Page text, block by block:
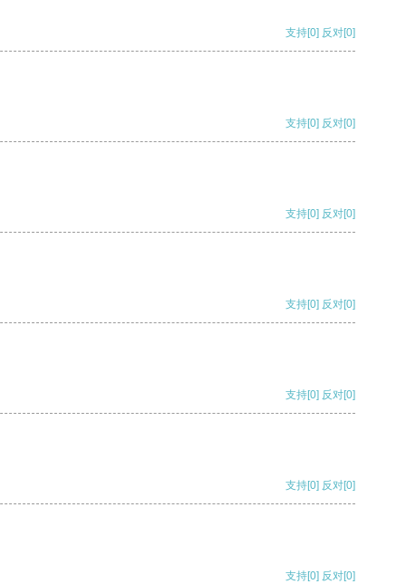
支持[0] 反对[0]
支持[0] 反对[0]
支持[0] 反对[0]
支持[0] 反对[0]
支持[0] 反对[0]
支持[0] 反对[0]
支持[0] 反对[0]